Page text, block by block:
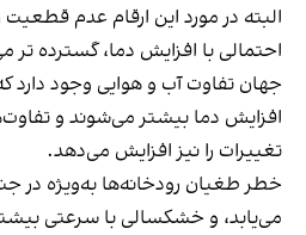
البته در مورد این ارقام عدم قطعیت
احتمالی با افزایش دما، گسترده
جهان تفاوت آب و هوایی وجود دارد
افزایش دما بیشتر می‌شوند و
تغییرات را نیز افزایش می‌دهد.
خطر طغیان رودخانه‌ها به‌ویژه در
می‌یابد، و خشکسالی با سرعتی